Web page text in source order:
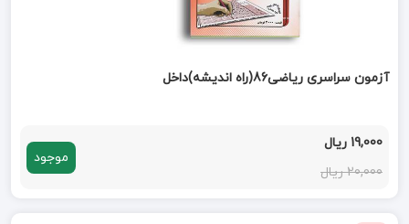
آزمون سراسری ریاضی86(راه اندیشه)داخل
19,000 ریال
20,000 ریال
موجود